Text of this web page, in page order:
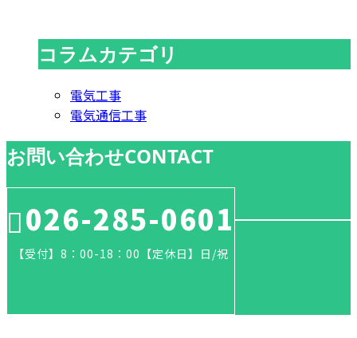
コラムカテゴリ
電気工事
電気通信工事
お問い合わせCONTACT
026-285-0601
【受付】8：00-18：00【定休日】日/祝